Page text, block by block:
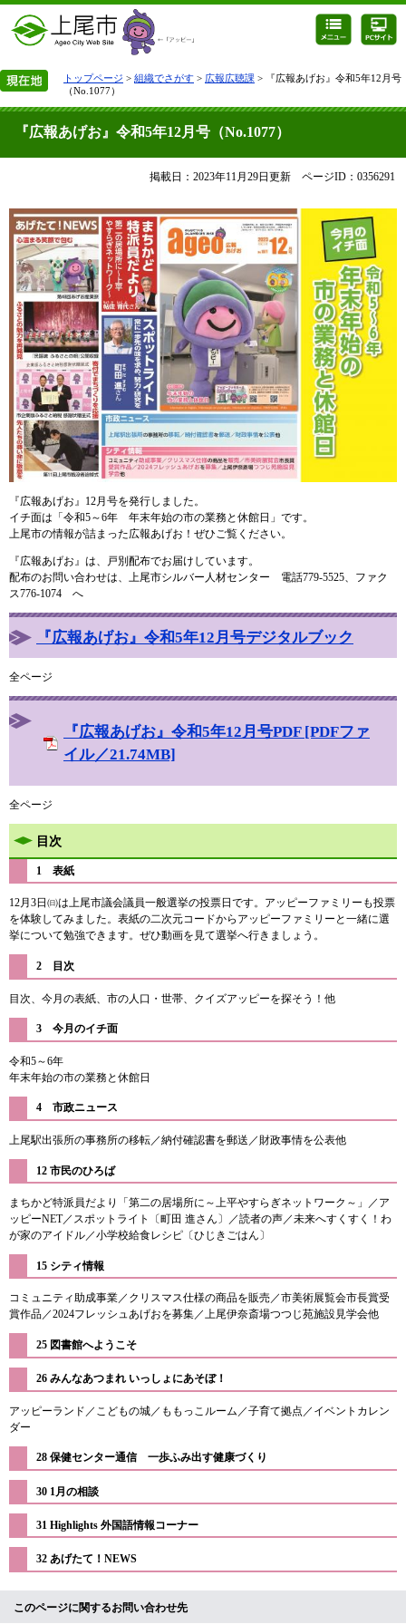
トップページ > 組織でさがす > 広報広聴課 > 『広報あげお』令和5年12月号
（No.1077）
『広報あげお』令和5年12月号（No.1077）
掲載日：2023年11月29日更新 ページID：0356291
『広報あげお』12月号を発行しました。
イチ面は「令和5～6年 年末年始の市の業務と休館日」です。
上尾市の情報が詰まった広報あげお！ぜひご覧ください。
『広報あげお』は、戸別配布でお届けしています。
配布のお問い合わせは、上尾市シルバー人材センター 電話779-5525、ファク
ス776-1074 へ
『広報あげお』令和5年12月号デジタルブック
全ページ
『広報あげお』令和5年12月号PDF [PDFファ
イル／21.74MB]
全ページ
目次
1 表紙
12月3日㈰は上尾市議会議員一般選挙の投票日です。アッピーファミリーも投票
を体験してみました。表紙の二次元コードからアッピーファミリーと一緒に選
挙について勉強できます。ぜひ動画を見て選挙へ行きましょう。
2 目次
目次、今月の表紙、市の人口・世帯、クイズアッピーを探そう！他
3 今月のイチ面
令和5～6年
年末年始の市の業務と休館日
​4 市政ニュース
上尾駅出張所の事務所の移転／納付確認書を郵送／財政事情を公表他
12 市民のひろば
まちかど特派員だより「第二の居場所に～上平やすらぎネットワーク～」／ア
ッピーNET／スポットライト〔町田 進さん〕／読者の声／未来へすくすく！わ
が家のアイドル／小学校給食レシピ〔ひじきごはん〕
15 シティ情報
コミュニティ助成事業／クリスマス仕様の商品を販売／市美術展覧会市長賞受
賞作品／2024フレッシュあげおを募集／上尾伊奈斎場つつじ苑施設見学会他
25 図書館へようこそ
​26 みんなあつまれ いっしょにあそぼ！
アッピーランド／こどもの城／ももっこルーム／子育て拠点／イベントカレン
ダー
28 保健センター通信 一歩ふみ出す健康づくり
30 1月の相談
​31 Highlights 外国語情報コーナー
​32 あげたて！NEWS
このページに関するお問い合わせ先